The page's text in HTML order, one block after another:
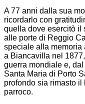
A 77 anni dalla sua
ricordarlo con
quella dove esercitò il
alle porte di Reggio
speciale alla memoria
a Biancavilla nel
guerra mondiale e,
Santa Maria di Porto
profondo sia rimasto il
parroco.